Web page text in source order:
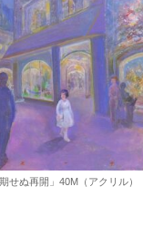
せぬ再開」40M（アクリル）